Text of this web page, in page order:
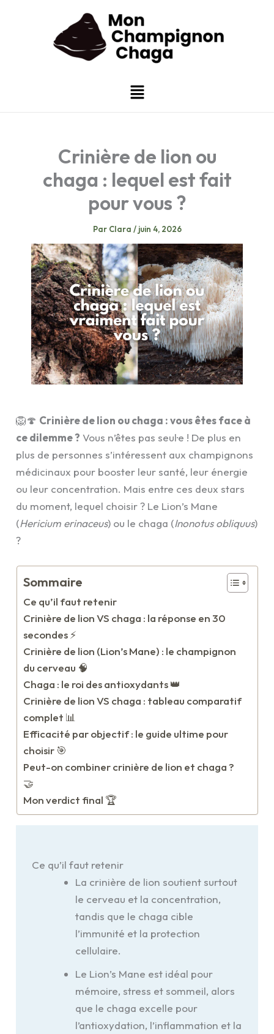
Menu
Crinière de lion ou
chaga : lequel est fait
pour vous ?
Par Clara / juin 4, 2026
🦁🍄 Crinière de lion ou chaga : vous êtes face à
ce dilemme ? Vous n’êtes pas seul·e ! De plus en
plus de personnes s’intéressent aux champignons
médicinaux pour booster leur santé, leur énergie
ou leur concentration. Mais entre ces deux stars
du moment, lequel choisir ? Le Lion’s Mane
(Hericium erinaceus) ou le chaga (Inonotus obliquus)
?
Sommaire
Ce qu’il faut retenir
Crinière de lion VS chaga : la réponse en 30
secondes ⚡
Crinière de lion (Lion’s Mane) : le champignon
du cerveau 🧠
Chaga : le roi des antioxydants 👑
Crinière de lion VS chaga : tableau comparatif
complet 📊
Efficacité par objectif : le guide ultime pour
choisir 🎯
Peut-on combiner crinière de lion et chaga ?
🤝
Mon verdict final 🏆
Ce qu’il faut retenir
La crinière de lion soutient surtout
le cerveau et la concentration,
tandis que le chaga cible
l’immunité et la protection
cellulaire.
Le Lion’s Mane est idéal pour
mémoire, stress et sommeil, alors
que le chaga excelle pour
l’antioxydation, l’inflammation et la